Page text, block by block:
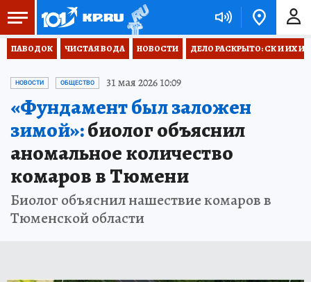
ПАВОДОК ЧИСТАЯ ВОДА НОВОСТИ ДЕЛО РАСКРЫТО: СК И ИХ
НОВОСТИ ОБЩЕСТВО 31 мая 2026 10:09
«Фундамент был заложен
зимой»:биолог объяснил
аномальное количество
комаров в Тюмени
Биолог объяснил нашествие комаров в
Тюменской области